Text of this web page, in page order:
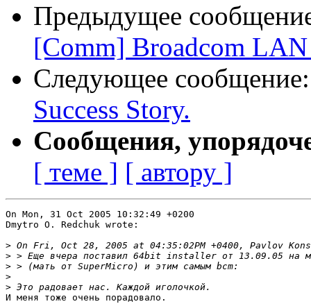
Предыдущее
[Comm] Broadcom LAN
Следующее
Success Story.
Сообщения,
[ теме ] [ автору ]
On Mon, 31 Oct 2005 10:32:49 +0200
Dmytro O. Redchuk wrote:
>
>
>
>
>
И меня тоже очень порадовало.